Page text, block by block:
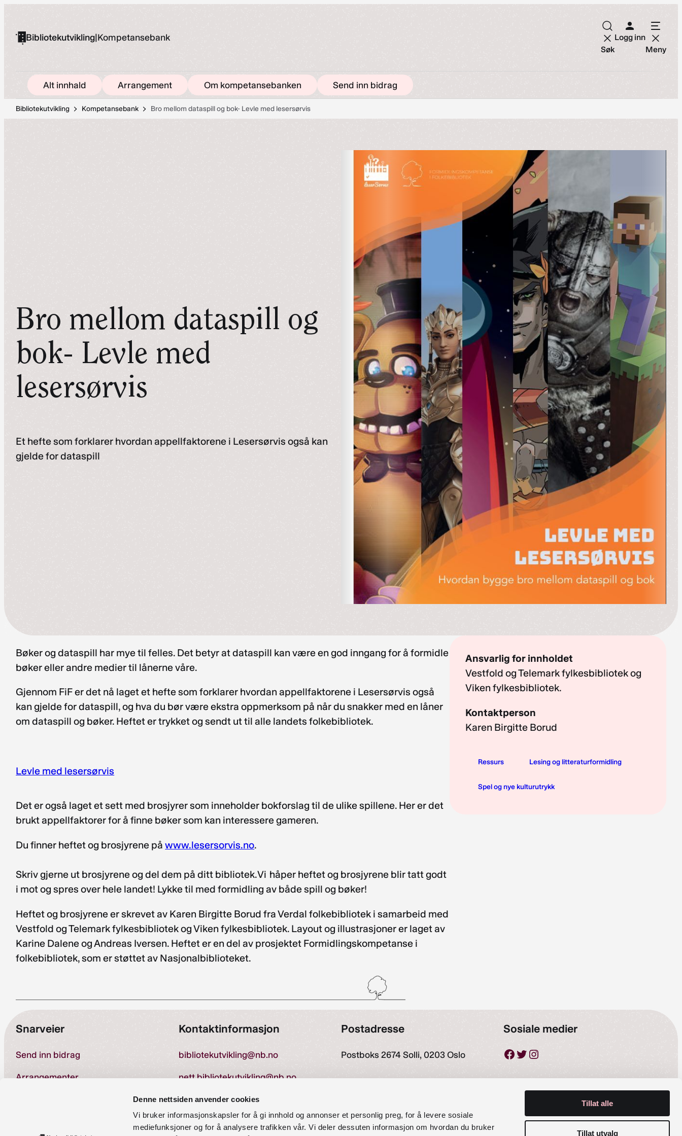
Denne nettsiden anvender cookies
Vi bruker informasjonskapsler for å gi innhold og annonser et personlig preg, for å levere sosiale
mediefunksjoner og for å analysere trafikken vår. Vi deler dessuten informasjon om hvordan du bruker
Tillat alle
Tillat utvalg
innholdBibliotekutvikling|Kompetansebank
Søk
Logg inn
Meny
Alt innhald Arrangement Om kompetansebanken Send inn bidrag
Bibliotekutvikling Kompetansebank Bro mellom dataspill og bok- Levle med lesersørvis
Bro mellom dataspill og
bok- Levle med
lesersørvis
Et hefte som forklarer hvordan appellfaktorene i Lesersørvis også kan
gjelde for dataspill
Ansvarlig for innholdet
Vestfold og Telemark fylkesbibliotek og
Viken fylkesbibliotek.
Kontaktperson
Karen Birgitte Borud
Ressurs Lesing og litteraturformidling
Spel og nye kulturutrykk
Bøker og dataspill har mye til felles. Det betyr at dataspill kan være en god inngang for å formidle
bøker eller andre medier til lånerne våre.
Gjennom FiF er det nå laget et hefte som forklarer hvordan appellfaktorene i Lesersørvis også
kan gjelde for dataspill, og hva du bør være ekstra oppmerksom på når du snakker med en låner
om dataspill og bøker. Heftet er trykket og sendt ut til alle landets folkebibliotek.
Levle med lesersørvis
Det er også laget et sett med brosjyrer som inneholder bokforslag til de ulike spillene. Her er det
brukt appellfaktorer for å finne bøker som kan interessere gameren.
Du finner heftet og brosjyrene påwww.lesersorvis.no.
Skriv gjerne ut brosjyrene og del dem på ditt bibliotek. Vi håper heftet og brosjyrene blir tatt godt
i mot og spres over hele landet! Lykke til med formidling av både spill og bøker!
Heftet og brosjyrene er skrevet av Karen Birgitte Borud fra Verdal folkebibliotek i samarbeid med
Vestfold og Telemark fylkesbibliotek og Viken fylkesbibliotek. Layout og illustrasjoner er laget av
Karine Dalene og Andreas Iversen. Heftet er en del av prosjektet Formidlingskompetanse i
folkebibliotek, som er støttet av Nasjonalbiblioteket.
Snarveier
Send inn bidrag
Arrangementer
Kontaktinformasjon
bibliotekutvikling@nb.no
nett.bibliotekutvikling@nb.no
Telefon:23 27 60 00
Postadresse
Postboks 2674 Solli, 0203 Oslo
Sosiale medier
Facebook Twitter Instagram